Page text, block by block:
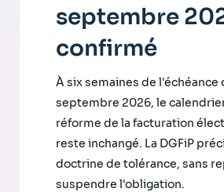
septembre
confirmé
À six semaines de l'échéance
septembre 2026, le
réforme de la facturation
reste inchangé. La DGFiP
doctrine de tolérance, sans
suspendre l'obligation.